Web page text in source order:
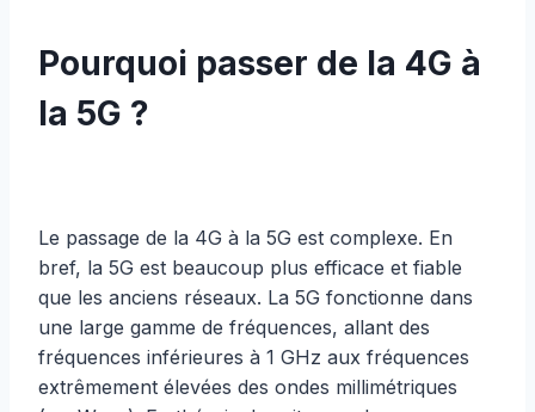
Pourquoi passer de la 4G à
la 5G ?
Le passage de la 4G à la 5G est complexe. En
bref, la 5G est beaucoup plus efficace et fiable
que les anciens réseaux. La 5G fonctionne dans
une large gamme de fréquences, allant des
fréquences inférieures à 1 GHz aux fréquences
extrêmement élevées des ondes millimétriques